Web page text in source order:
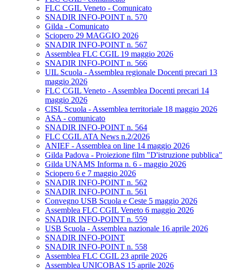
FLC CGIL Veneto - Comunicato
SNADIR INFO-POINT n. 570
Gilda - Comunicato
Sciopero 29 MAGGIO 2026
SNADIR INFO-POINT n. 567
Assemblea FLC CGIL 19 maggio 2026
SNADIR INFO-POINT n. 566
UIL Scuola - Assemblea regionale Docenti precari 13
maggio 2026
FLC CGIL Veneto - Assemblea Docenti precari 14
maggio 2026
CISL Scuola - Assemblea territoriale 18 maggio 2026
ASA - comunicato
SNADIR INFO-POINT n. 564
FLC CGIL ATA News n.2/2026
ANIEF - Assemblea on line 14 maggio 2026
Gilda Padova - Proiezione film "D'istruzione pubblica"
Gilda UNAMS Informa n. 6 - maggio 2026
Sciopero 6 e 7 maggio 2026
SNADIR INFO-POINT n. 562
SNADIR INFO-POINT n. 561
Convegno USB Scuola e Ceste 5 maggio 2026
Assemblea FLC CGIL Veneto 6 maggio 2026
SNADIR INFO-POINT n. 559
USB Scuola - Assemblea nazionale 16 aprile 2026
SNADIR INFO-POINT
SNADIR INFO-POINT n. 558
Assemblea FLC CGIL 23 aprile 2026
Assemblea UNICOBAS 15 aprile 2026